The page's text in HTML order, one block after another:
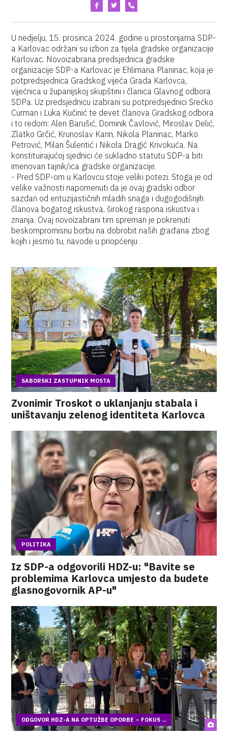
U nedjelju, 15. prosinca 2024. godine u prostorijama SDP-
a Karlovac održani su izbori za tijela gradske organizacije
Karlovac. Novoizabrana predsjednica gradske
organizacije SDP-a Karlovac je Ehlimana Planinac, koja je
potpredsjednica Gradskog vijeća Grada Karlovca,
vijećnica u županijskoj skupštini i članica Glavnog odbora
SDPa. Uz predsjednicu izabrani su potpredsjednici Srećko
Curman i Luka Kučinić te devet članova Gradskog odbora
i to redom: Alen Barušić, Dominik Čavlović, Miroslav Delić,
Zlatko Grčić, Krunoslav Karin, Nikola Planinac, Marko
Petrović, Milan Šulentić i Nikola Dragić Krivokuća. Na
konstituirajućoj sjednici će sukladno statutu SDP-a biti
imenovan tajnik/ica gradske organizacije.
- Pred SDP-om u Karlovcu stoje veliki potezi. Stoga je od
velike važnosti napomenuti da je ovaj gradski odbor
sazdan od entuzijastičnih mladih snaga i dugogodišnjih
članova bogatog iskustva, širokog raspona iskustva i
znanja. Ovaj novoizabrani tim spreman je pokrenuti
beskompromisnu borbu na dobrobit naših građana zbog
kojih i jesmo tu, navode u priopćenju .
SABORSKI ZASTUPNIK MOSTA
Zvonimir Troskot o uklanjanju stabala i
uništavanju zelenog identiteta Karlovca
POLITIKA
Iz SDP-a odgovorili HDZ-u: "Bavite se
problemima Karlovca umjesto da budete
glasnogovornik AP-u"
ODGOVOR HDZ-A NA OPTUŽBE OPORBE – FOKUS ...